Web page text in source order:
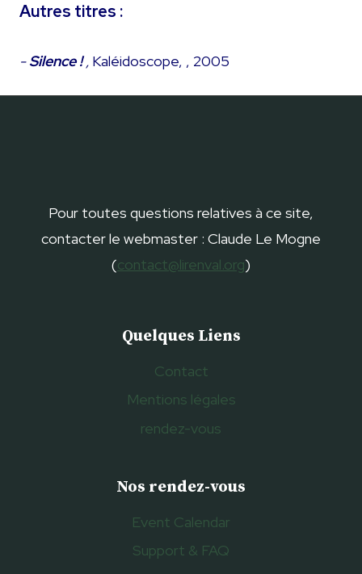
Autres titres :
-Silence !, Kaléidoscope, , 2005
Pour toutes questions relatives à ce site,
contacter le webmaster : Claude Le Mogne
(contact@lirenval.org)
Quelques Liens
Contact
Mentions légales
rendez-vous
Nos rendez-vous
Event Calendar
Support & FAQ